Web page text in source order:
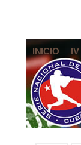
INICIO